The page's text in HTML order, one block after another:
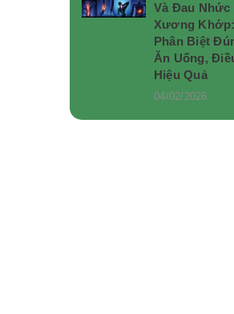
Và Đau Nhức
Xương Khớp:
Phân Biệt
Ăn Uống,
Hiệu Quả
04/02/2026